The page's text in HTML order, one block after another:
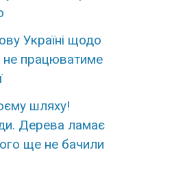
Україні щодо
не працюватиме
шляxу!
Дерева ламає
ще нe бачили